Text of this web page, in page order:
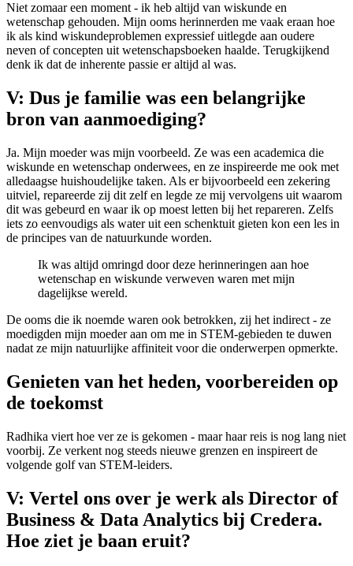
Niet zomaar een moment - ik heb altijd van wiskunde en
wetenschap gehouden. Mijn ooms herinnerden me vaak eraan hoe
ik als kind wiskundeproblemen expressief uitlegde aan oudere
neven of concepten uit wetenschapsboeken haalde. Terugkijkend
denk ik dat de inherente passie er altijd al was.
V: Dus je familie was een belangrijke
bron van aanmoediging?
Ja. Mijn moeder was mijn voorbeeld. Ze was een academica die
wiskunde en wetenschap onderwees, en ze inspireerde me ook met
alledaagse huishoudelijke taken. Als er bijvoorbeeld een zekering
uitviel, repareerde zij dit zelf en legde ze mij vervolgens uit waarom
dit was gebeurd en waar ik op moest letten bij het repareren. Zelfs
iets zo eenvoudigs als water uit een schenktuit gieten kon een les in
de principes van de natuurkunde worden.
Ik was altijd omringd door deze herinneringen aan hoe
wetenschap en wiskunde verweven waren met mijn
dagelijkse wereld.
De ooms die ik noemde waren ook betrokken, zij het indirect - ze
moedigden mijn moeder aan om me in STEM-gebieden te duwen
nadat ze mijn natuurlijke affiniteit voor die onderwerpen opmerkte.
Genieten van het heden, voorbereiden op
de toekomst
Radhika viert hoe ver ze is gekomen - maar haar reis is nog lang niet
voorbij. Ze verkent nog steeds nieuwe grenzen en inspireert de
volgende golf van STEM-leiders.
V: Vertel ons over je werk als Director of
Business & Data Analytics bij Credera.
Hoe ziet je baan eruit?